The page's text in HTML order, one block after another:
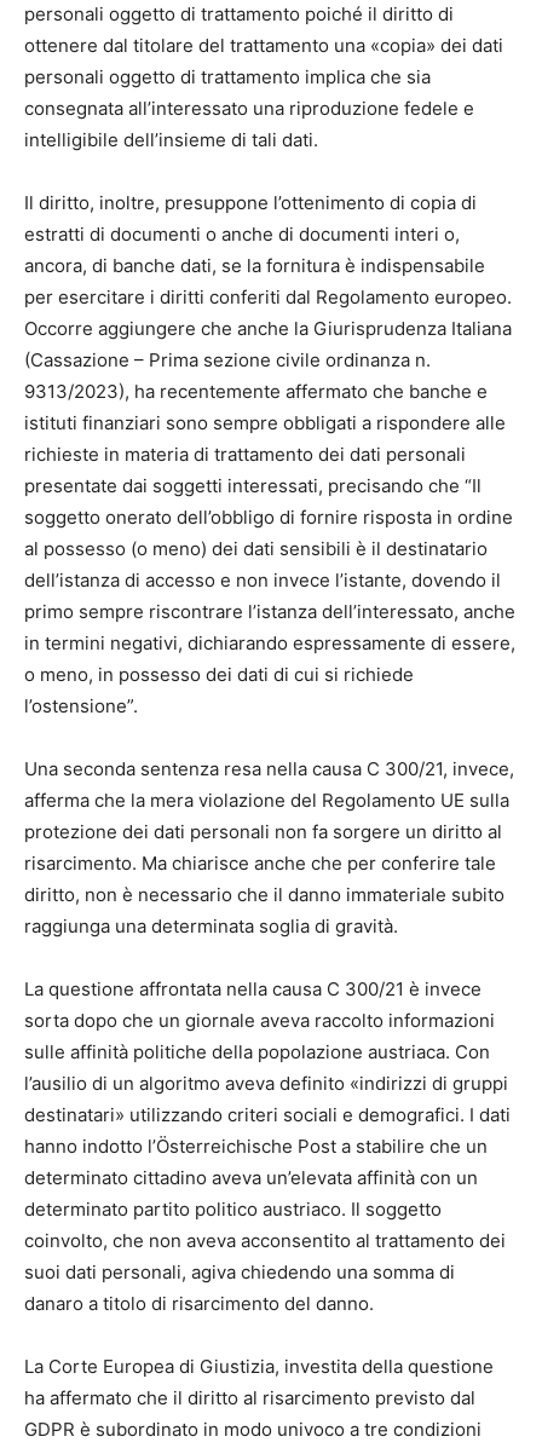
personali oggetto di trattamento poiché il diritto di
ottenere dal titolare del trattamento una «copia» dei dati
personali oggetto di trattamento implica che sia
consegnata all’interessato una riproduzione fedele e
intelligibile dell’insieme di tali dati.
Il diritto, inoltre, presuppone l’ottenimento di copia di
estratti di documenti o anche di documenti interi o,
ancora, di banche dati, se la fornitura è indispensabile
per esercitare i diritti conferiti dal Regolamento europeo.
Occorre aggiungere che anche la Giurisprudenza Italiana
(Cassazione – Prima sezione civile ordinanza n.
9313/2023), ha recentemente affermato che banche e
istituti finanziari sono sempre obbligati a rispondere alle
richieste in materia di trattamento dei dati personali
presentate dai soggetti interessati, precisando che “Il
soggetto onerato dell’obbligo di fornire risposta in ordine
al possesso (o meno) dei dati sensibili è il destinatario
dell’istanza di accesso e non invece l’istante, dovendo il
primo sempre riscontrare l’istanza dell’interessato, anche
in termini negativi, dichiarando espressamente di essere,
o meno, in possesso dei dati di cui si richiede
l’ostensione”.
Una seconda sentenza resa nella causa C 300/21, invece,
afferma che la mera violazione del Regolamento UE sulla
protezione dei dati personali non fa sorgere un diritto al
risarcimento. Ma chiarisce anche che per conferire tale
diritto, non è necessario che il danno immateriale subito
raggiunga una determinata soglia di gravità.
La questione affrontata nella causa C 300/21 è invece
sorta dopo che un giornale aveva raccolto informazioni
sulle affinità politiche della popolazione austriaca. Con
l’ausilio di un algoritmo aveva definito «indirizzi di gruppi
destinatari» utilizzando criteri sociali e demografici. I dati
hanno indotto l’Österreichische Post a stabilire che un
determinato cittadino aveva un’elevata affinità con un
determinato partito politico austriaco. Il soggetto
coinvolto, che non aveva acconsentito al trattamento dei
suoi dati personali, agiva chiedendo una somma di
danaro a titolo di risarcimento del danno.
La Corte Europea di Giustizia, investita della questione
ha affermato che il diritto al risarcimento previsto dal
GDPR è subordinato in modo univoco a tre condizioni